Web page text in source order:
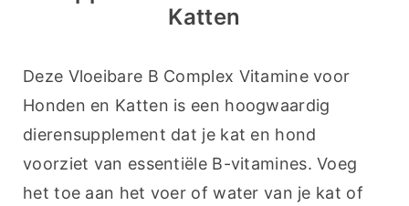
Katten
Deze Vloeibare B Complex Vitamine voor
Honden en Katten is een hoogwaardig
dierensupplement dat je kat en hond
voorziet van essentiële B-vitamines. Voeg
het toe aan het voer of water van je kat of